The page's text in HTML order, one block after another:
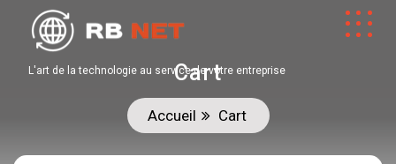
L'art de la technologie au service de votre entreprise
Cart
Accueil Cart